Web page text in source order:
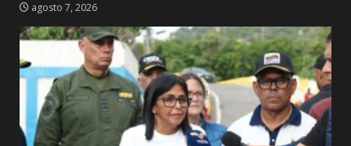
agosto 7, 2026